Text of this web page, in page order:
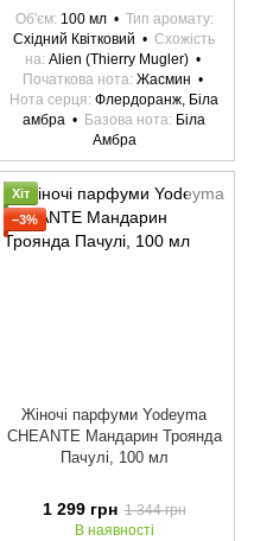
Об'єм 100 мл
Тип аромату
Східний Квітковий
Схожість
на Alien (Thierry Mugler)
Початкова нота Жасмин
Нота серця Флердоранж, Біла
амбра
Базова нота Біла
Амбра
Хіт
−3%
Жіночі парфуми Yodeyma
CHEANTE Мандарин Троянда
Пачулі, 100 мл
1 299 грн 1 344 грн
В наявності